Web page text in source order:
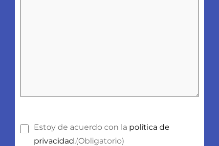
Consentimiento (Obligatorio)
Estoy de acuerdo con la política de
privacidad.(Obligatorio)